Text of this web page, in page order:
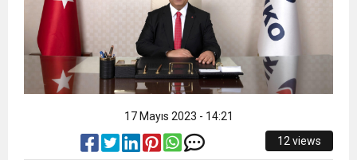
17 Mayıs 2023 - 14:21
12 views